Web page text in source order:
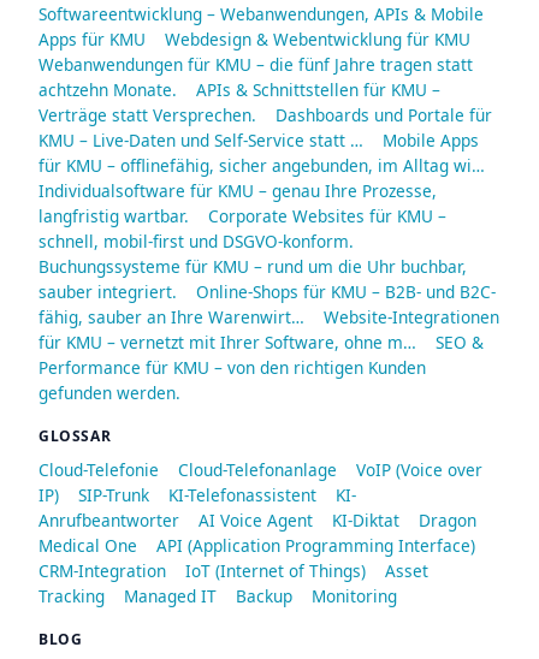
Softwareentwicklung – Webanwendungen, APIs & Mobile
Apps für KMU
Webdesign & Webentwicklung für KMU
Webanwendungen für KMU – die fünf Jahre tragen statt
achtzehn Monate.
APIs & Schnittstellen für KMU –
Verträge statt Versprechen.
Dashboards und Portale für
KMU – Live-Daten und Self-Service statt …
Mobile Apps
für KMU – offlinefähig, sicher angebunden, im Alltag wi…
Individualsoftware für KMU – genau Ihre Prozesse,
langfristig wartbar.
Corporate Websites für KMU –
schnell, mobil-first und DSGVO-konform.
Buchungssysteme für KMU – rund um die Uhr buchbar,
sauber integriert.
Online-Shops für KMU – B2B- und B2C-
fähig, sauber an Ihre Warenwirt…
Website-Integrationen
für KMU – vernetzt mit Ihrer Software, ohne m…
SEO &
Performance für KMU – von den richtigen Kunden
gefunden werden.
GLOSSAR
Cloud-Telefonie Cloud-Telefonanlage
VoIP (Voice over
IP)
SIP-Trunk KI-Telefonassistent
KI-
Anrufbeantworter
AI Voice Agent KI-Diktat
Dragon
Medical One
API (Application Programming Interface)
CRM-Integration
IoT (Internet of Things)
Asset
Tracking
Managed IT Backup Monitoring
BLOG